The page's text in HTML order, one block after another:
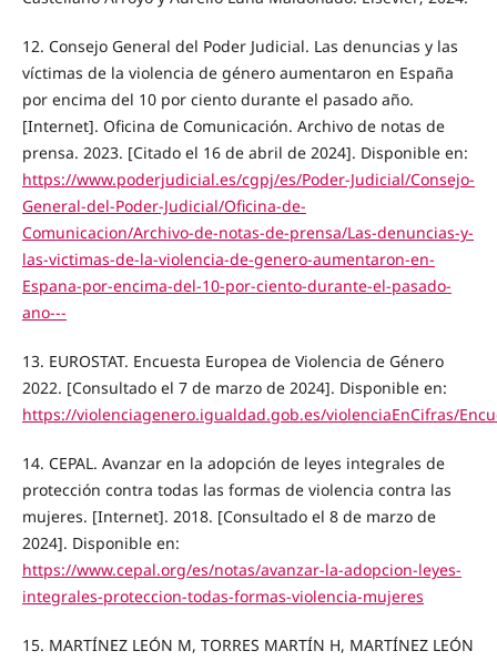
12. Consejo General del Poder Judicial. Las denuncias y las
víctimas de la violencia de género aumentaron en España
por encima del 10 por ciento durante el pasado año.
[Internet]. Oficina de Comunicación. Archivo de notas de
prensa. 2023. [Citado el 16 de abril de 2024]. Disponible en:
https://www.poderjudicial.es/cgpj/es/Poder-Judicial/Consejo-
General-del-Poder-Judicial/Oficina-de-
Comunicacion/Archivo-de-notas-de-prensa/Las-denuncias-y-
las-victimas-de-la-violencia-de-genero-aumentaron-en-
Espana-por-encima-del-10-por-ciento-durante-el-pasado-
ano---
13. EUROSTAT. Encuesta Europea de Violencia de Género
2022. [Consultado el 7 de marzo de 2024]. Disponible en:
https://violenciagenero.igualdad.gob.es/violenciaEnCifras/
14. CEPAL. Avanzar en la adopción de leyes integrales de
protección contra todas las formas de violencia contra las
mujeres. [Internet]. 2018. [Consultado el 8 de marzo de
2024]. Disponible en:
https://www.cepal.org/es/notas/avanzar-la-adopcion-leyes-
integrales-proteccion-todas-formas-violencia-mujeres
15. MARTÍNEZ LEÓN M, TORRES MARTÍN H, MARTÍNEZ LEÓN